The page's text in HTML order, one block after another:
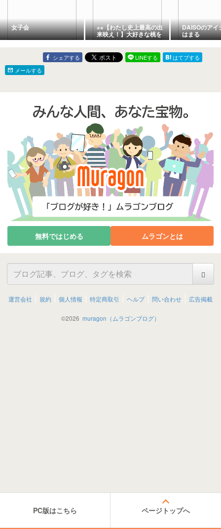
女子会 ⋆⋆【わたし史上最高の出
来映え！】大好きな桃を
使って丸ごとケーキの完
成(*Ü*)⋆⋆
DAISOのアイ
はまる
シェアする LINEする
はてブする
メールする
無料ではじめる ムラゴンとは
運営会社 規約 個人情報 特定商取引 ヘルプ 問い合わせ 広告掲載
©2026 muragon（ムラゴンブログ）
PC版はこちら ページトップへ